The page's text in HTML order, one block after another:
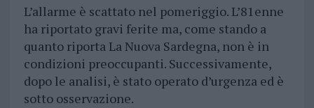
L’allarme è scattato nel pomeriggio. L’81enne
ha riportato gravi ferite ma, come stando a
quanto riporta La Nuova Sardegna, non è in
condizioni preoccupanti. Successivamente,
dopo le analisi, è stato operato d’urgenza ed è
sotto osservazione.